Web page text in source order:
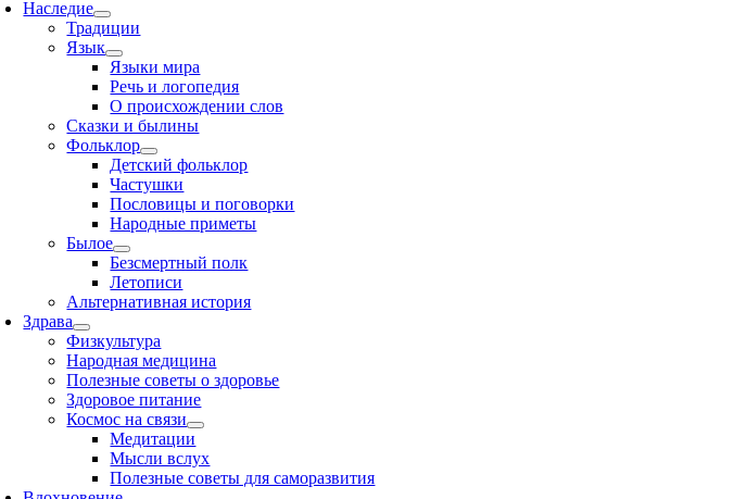
Наследие
Традиции
Язык
Языки мира
Речь и логопедия
О происхождении слов
Сказки и былины
Фольклор
Детский фольклор
Частушки
Пословицы и поговорки
Народные приметы
Былое
Безсмертный полк
Летописи
Альтернативная история
Здрава
Физкультура
Народная медицина
Полезные советы о здоровье
Здоровое питание
Космос на связи
Медитации
Мысли вслух
Полезные советы для саморазвития